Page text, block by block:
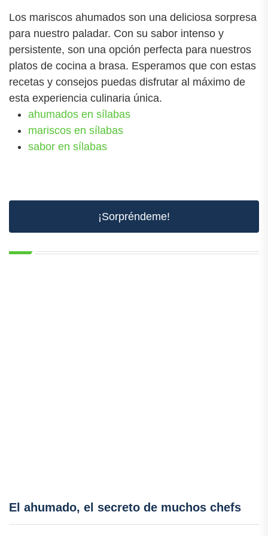
Los mariscos ahumados son una deliciosa sorpresa
para nuestro paladar. Con su sabor intenso y
persistente, son una opción perfecta para nuestros
platos de cocina a brasa. Esperamos que con estas
recetas y consejos puedas disfrutar al máximo de
esta experiencia culinaria única.
ahumados en sílabas
mariscos en sílabas
sabor en sílabas
¡Sorpréndeme!
El ahumado, el secreto de muchos chefs